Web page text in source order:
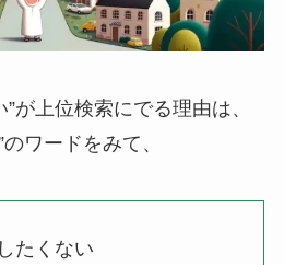
が上位検索にでる理由は、
ワードをみて、
たくない